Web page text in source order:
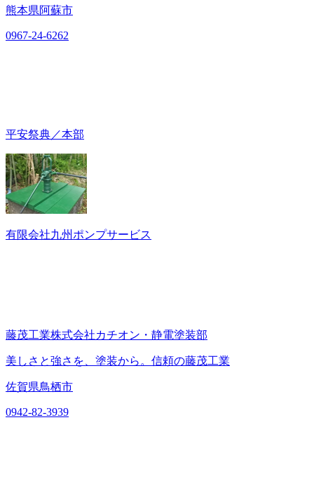
熊本県阿蘇市
0967-24-6262
平安祭典／本部
有限会社九州ポンプサービス
藤茂工業株式会社カチオン・静電塗装部
美しさと強さを、塗装から。信頼の藤茂工業
佐賀県鳥栖市
0942-82-3939